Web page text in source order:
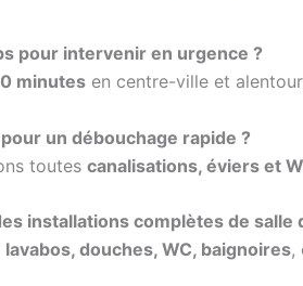
pour intervenir en urgence ?
minutes en centre-ville et
un débouchage rapide ?
toutes canalisations, éviers et
installations complètes de salle
lavabos, douches, WC, baignoires,